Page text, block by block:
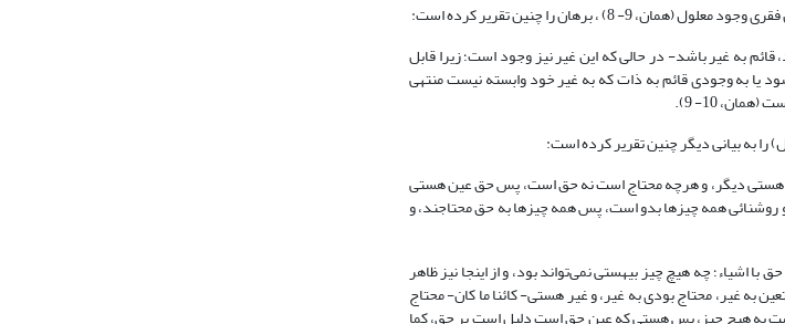
به غیر باشد- در حالی که این غیر نیز وجود است؛ زیرا قابل
یا به وجودی قائم به ذات که به غیر خود وابسته نیست منتهی
را به بیانی دیگر چنین تقریر کرده است:
دیگر، و هرچه محتاج است نه حق است، پس حق عین هستى
همه چیزها بدو است، پس همه چیزها به حق محتاجند، و
چه هیچ چیز بى‏هستى نمی‌تواند بود، و از اینجا نیز ظاهر
به غیر، محتاج بودى به غیر، و غیر هستى- کائنا ما کان- محتاج